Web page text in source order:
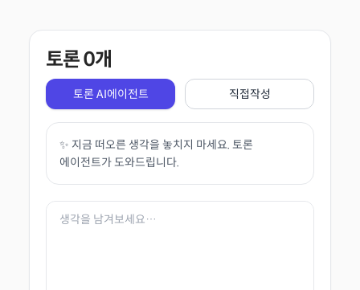
토론0개
토론 AI에이전트 직접작성
✨ 지금 떠오른 생각을 놓치지 마세요. 토론
에이전트가 도와드립니다.